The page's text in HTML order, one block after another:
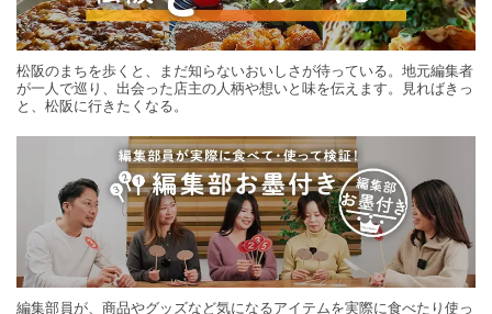
松阪のまちを歩くと、まだ知らないおいしさが待っている。地元編集者
が一人で巡り、出会った店主の人柄や想いと味を伝えます。見ればきっ
と、松阪に行きたくなる。
編集部員が、商品やグッズなど気になるアイテムを実際に食べたり使っ